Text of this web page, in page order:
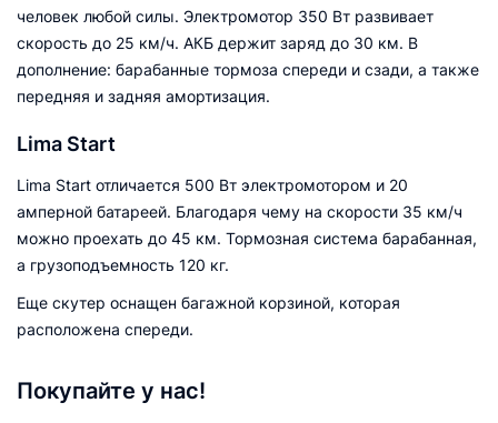
человек любой силы. Электромотор 350 Вт развивает
скорость до 25 км/ч. АКБ держит заряд до 30 км. В
дополнение: барабанные тормоза спереди и сзади, а также
передняя и задняя амортизация.
Lima Start
Lima Start отличается 500 Вт электромотором и 20
амперной батареей. Благодаря чему на скорости 35 км/ч
можно проехать до 45 км. Тормозная система барабанная,
а грузоподъемность 120 кг.
Еще скутер оснащен багажной корзиной, которая
расположена спереди.
Покупайте у нас!